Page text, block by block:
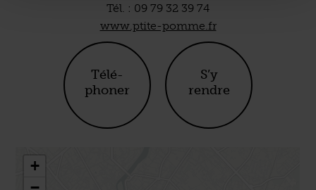
Tél. : 09 79 32 39 74
www.ptite-pomme.fr
Télé-
phoner
S’y
rendre